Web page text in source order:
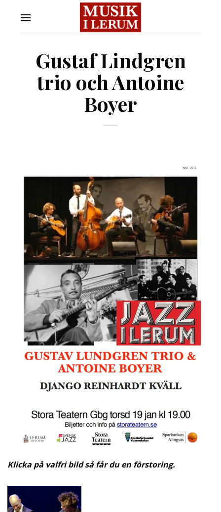
Gustaf Lindgren
trio och Antoine
Boyer